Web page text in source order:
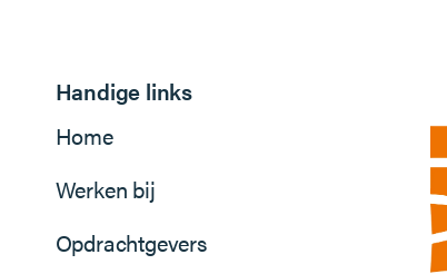
Handige links
Home
Werken bij
Opdrachtgevers